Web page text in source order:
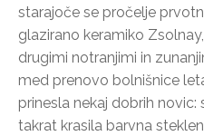
starajoče se pročelje
glazirano keramiko
drugimi notranjimi in
med prenovo bolnišnice
prinesla nekaj dobrih
takrat krasila barvna